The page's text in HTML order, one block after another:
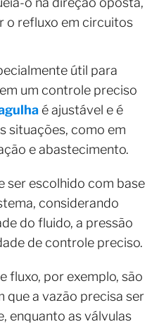
o refluxo em circuitos
útil para
um controle preciso
é ajustável e é
situações, como em
e abastecimento.
ser escolhido com base
considerando
do fluido, a pressão
de controle preciso.
fluxo, por exemplo, são
que a vazão precisa ser
enquanto as válvulas